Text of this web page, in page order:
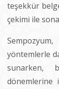
teşekkür
çekimi ile
yöntemlerle
sunarken,
dönemlerine